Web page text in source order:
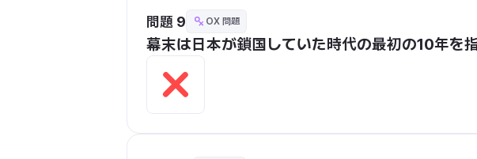
問題 9 OX 問題
幕末は日本が鎖国していた時代の最初の10年を指